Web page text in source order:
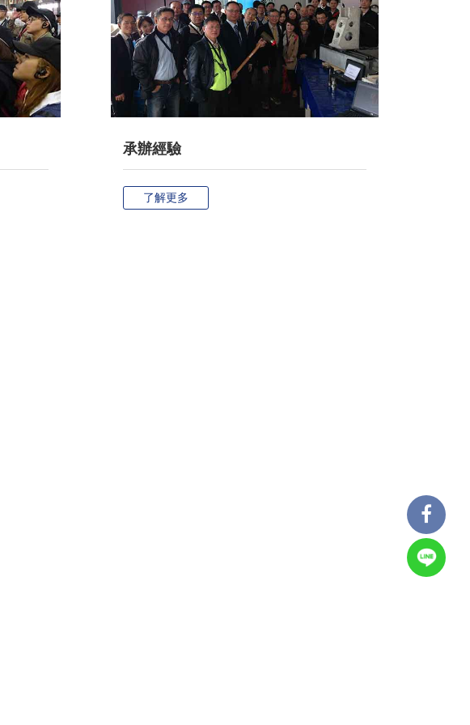
承辦經驗
了解更多